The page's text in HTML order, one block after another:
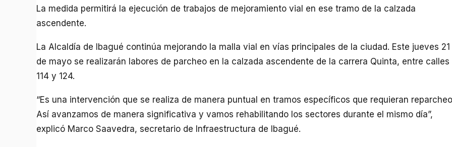
La medida permitirá la ejecución de trabajos de mejoramiento vial en ese tramo de la calzada
ascendente.
La Alcaldía de Ibagué continúa mejorando la malla vial en vías principales de la ciudad. Este jueves 21
de mayo se realizarán labores de parcheo en la calzada ascendente de la carrera Quinta, entre calles
114 y 124.
“Es una intervención que se realiza de manera puntual en tramos específicos que requieran
Así avanzamos de manera significativa y vamos rehabilitando los sectores durante el mismo día”,
explicó Marco Saavedra, secretario de Infraestructura de Ibagué.